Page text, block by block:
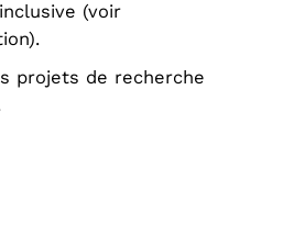
(voir
projets de recherche